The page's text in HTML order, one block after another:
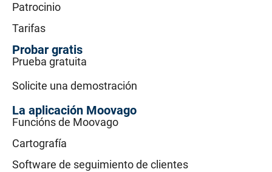
Patrocinio
Tarifas
Probar gratis
Prueba gratuita
Solicite una demostración
La aplicación Moovago
Funcións de Moovago
Cartografía
Software de seguimiento de clientes